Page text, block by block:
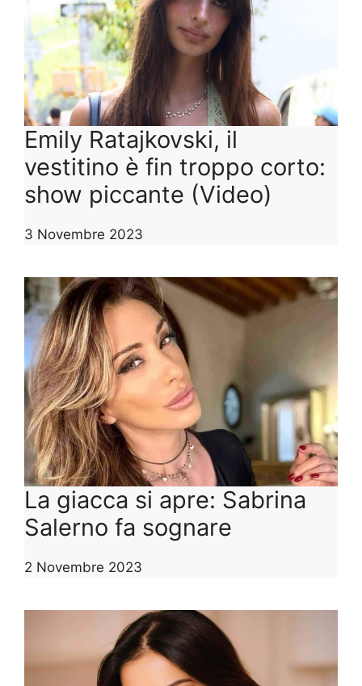
Emily Ratajkovski, il
vestitino è fin troppo corto:
show piccante (Video)
3 Novembre 2023
La giacca si apre: Sabrina
Salerno fa sognare
2 Novembre 2023